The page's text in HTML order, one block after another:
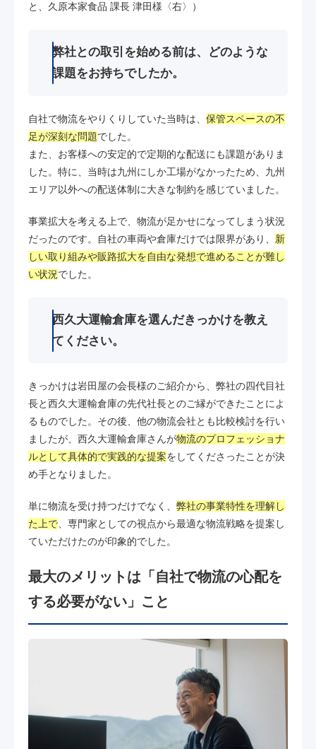
と、久原本家食品 課長 津田様〈右〉）
弊社との取引を始める前は、どのような
課題をお持ちでしたか。
自社で物流をやりくりしていた当時は、 保管スペースの不
足が深刻な問題でした。
また、お客様への安定的で定期的な配送にも課題がありま
した。特に、当時は九州にしか工場がなかったため、九州
エリア以外への配送体制に大きな制約を感じていました。
事業拡大を考える上で、物流が足かせになってしまう状況
だったのです。自社の車両や倉庫だけでは限界があり、 新
しい取り組みや販路拡大を自由な発想で進めることが難し
い状況でした。
西久大運輸倉庫を選んだきっかけを教え
てください。
きっかけは岩田屋の会長様のご紹介から、弊社の四代目社
長と西久大運輸倉庫の先代社長とのご縁ができたことによ
るものでした。その後、他の物流会社とも比較検討を行い
ましたが、西久大運輸倉庫さんが物流のプロフェッショナ
ルとして具体的で実践的な提案をしてくださったことが決
め手となりました。
単に物流を受け持つだけでなく、 弊社の事業特性を理解し
た上で、専門家としての視点から最適な物流戦略を提案し
ていただけたのが印象的でした。
最大のメリットは「自社で物流の心配を
する必要がない」こと